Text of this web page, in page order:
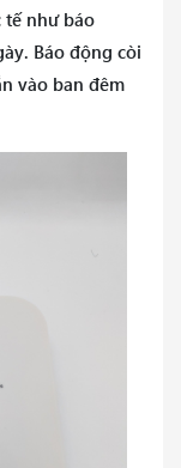
như báo
Báo động còi
vào ban đêm